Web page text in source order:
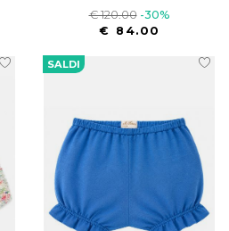
€ 120.00 -30%
€ 84.00
SALDI